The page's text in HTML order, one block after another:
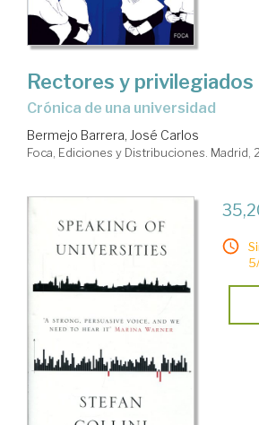
Rectores y privilegiados
crónica de una universidad
Bermejo Barrera, José Carlos
Foca, Ediciones y Distribuciones. Madrid,